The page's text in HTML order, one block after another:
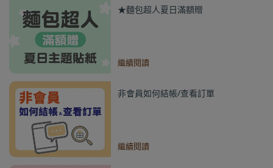
★麵包超人夏日滿額贈
繼續閱讀
非會員如何結帳/查看訂單
繼續閱讀